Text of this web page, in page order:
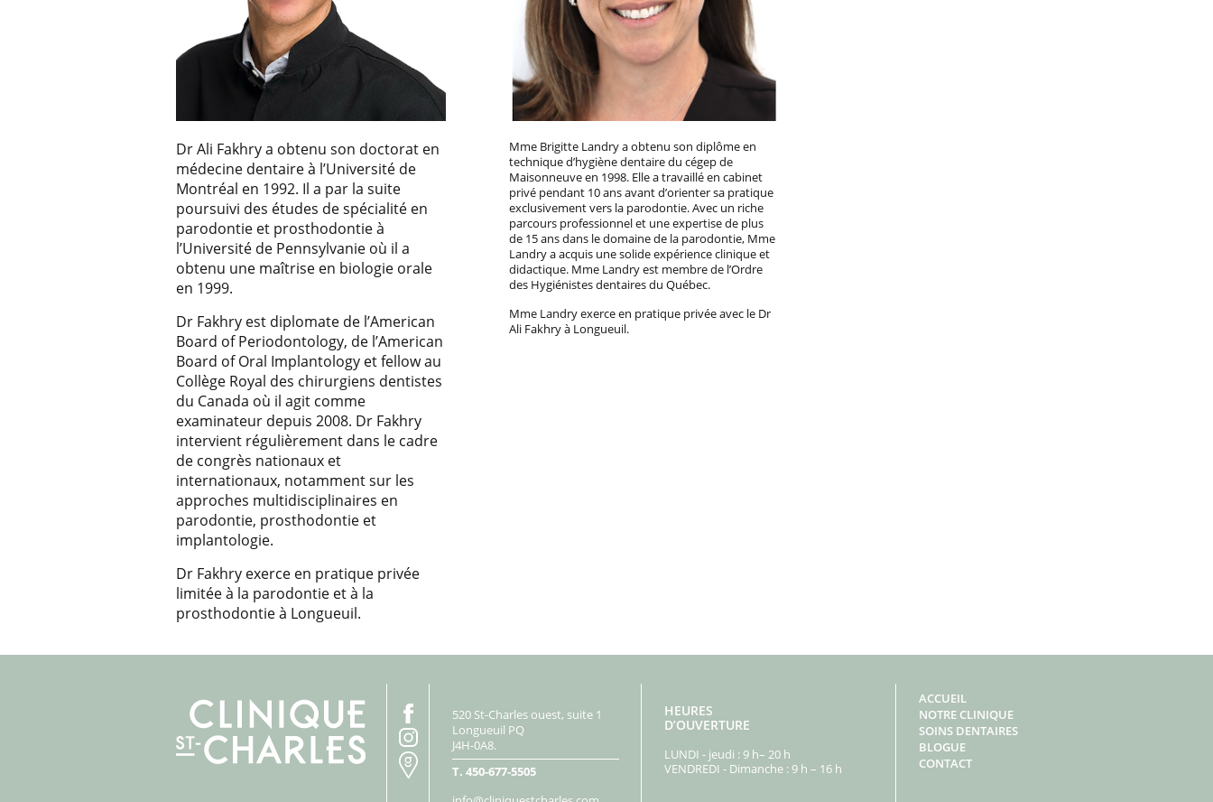
Dr Ali Fakhry a obtenu son doctorat en
médecine dentaire à l’Université de
Montréal en 1992. Il a par la suite
poursuivi des études de spécialité en
parodontie et prosthodontie à
l’Université de Pennsylvanie où il a
obtenu une maîtrise en biologie orale
en 1999.
Dr Fakhry est diplomate de l’American
Board of Periodontology, de l’American
Board of Oral Implantology et fellow au
Collège Royal des chirurgiens dentistes
du Canada où il agit comme
examinateur depuis 2008. Dr Fakhry
intervient régulièrement dans le cadre
de congrès nationaux et
internationaux, notamment sur les
approches multidisciplinaires en
parodontie, prosthodontie et
implantologie.
Dr Fakhry exerce en pratique privée
limitée à la parodontie et à la
prosthodontie à Longueuil.
Mme Brigitte Landry a obtenu son diplôme en
technique d’hygiène dentaire du cégep de
Maisonneuve en 1998. Elle a travaillé en cabinet
privé pendant 10 ans avant d’orienter sa pratique
exclusivement vers la parodontie. Avec un riche
parcours professionnel et une expertise de plus
de 15 ans dans le domaine de la parodontie, Mme
Landry a acquis une solide expérience clinique et
didactique. Mme Landry est membre de l’Ordre
des Hygiénistes dentaires du Québec.
Mme Landry exerce en pratique privée avec le Dr
Ali Fakhry à Longueuil.
520 St-Charles ouest, suite 1
Longueuil PQ
J4H-0A8.
T. 450-677-5505
HEURES
D’OUVERTURE
LUNDI - jeudi : 9 h– 20 h
VENDREDI - Dimanche : 9 h – 16 h
ACCUEIL
NOTRE CLINIQUE
SOINS DENTAIRES
BLOGUE
CONTACT